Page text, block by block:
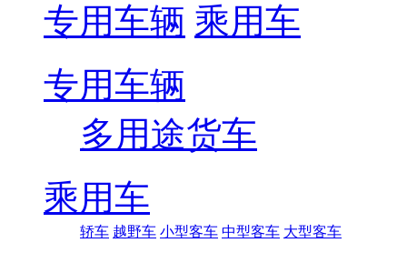
专用车辆 乘用车
专用车辆
多用途货车
乘用车
轿车 越野车 小型客车 中型客车 大型客车